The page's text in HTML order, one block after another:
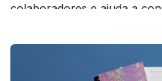
colaboradores e ajuda a